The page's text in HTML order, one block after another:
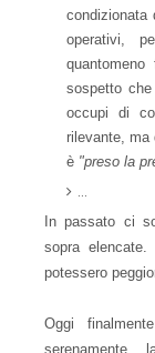
condizionata
operativi,
quantomeno
sospetto
occupi di
rilevante, ma
è "preso la
...
In passato ci
sopra
potessero
Oggi